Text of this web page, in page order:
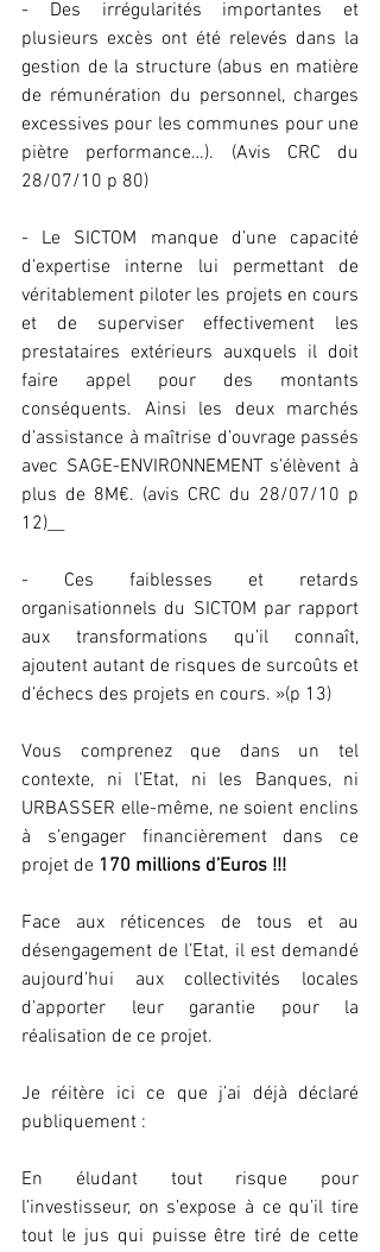
- Des irrégularités importantes et
plusieurs excès ont été relevés dans la
gestion de la structure (abus en matière
de rémunération du personnel, charges
excessives pour les communes pour une
piètre performance…). (Avis CRC du
28/07/10 p 80)
- Le SICTOM manque d’une capacité
d’expertise interne lui permettant de
véritablement piloter les projets en cours
et de superviser effectivement les
prestataires extérieurs auxquels il doit
faire appel pour des montants
conséquents. Ainsi les deux marchés
d’assistance à maîtrise d’ouvrage passés
avec SAGE-ENVIRONNEMENT s’élèvent à
plus de 8M€. (avis CRC du 28/07/10 p
12)__
- Ces faiblesses et retards
organisationnels du SICTOM par rapport
aux transformations qu’il connaît,
ajoutent autant de risques de surcoûts et
d’échecs des projets en cours. »(p 13)
Vous comprenez que dans un tel
contexte, ni l’Etat, ni les Banques, ni
URBASSER elle-même, ne soient enclins
à s’engager financièrement dans ce
projet de 170 millions d’Euros !!!
Face aux réticences de tous et au
désengagement de l’Etat, il est demandé
aujourd’hui aux collectivités locales
d’apporter leur garantie pour la
réalisation de ce projet.
Je réitère ici ce que j’ai déjà déclaré
publiquement :
En éludant tout risque pour
l’investisseur, on s’expose à ce qu’il tire
tout le jus qui puisse être tiré de cette